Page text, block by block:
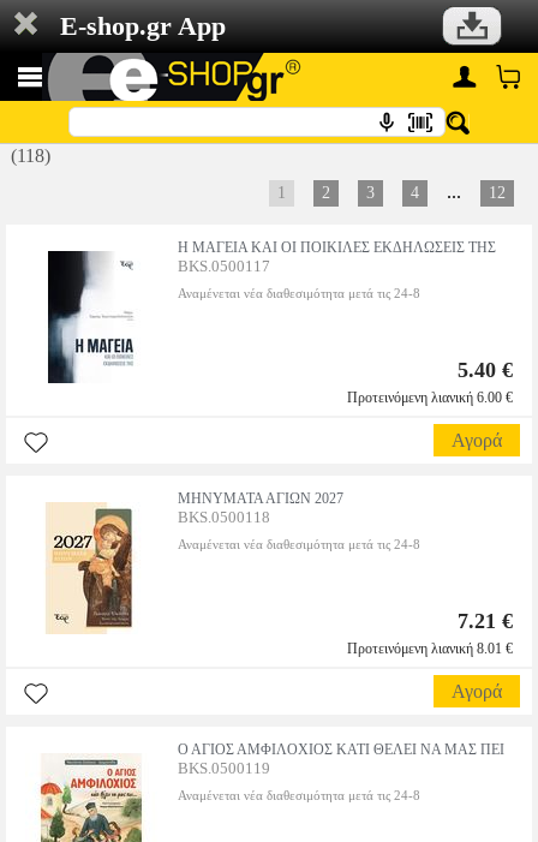
E-shop.gr App
(118)
1 2 3 4 ... 12
Η ΜΑΓΕΙΑ ΚΑΙ ΟΙ ΠΟΙΚΙΛΕΣ ΕΚΔΗΛΩΣΕΙΣ ΤΗΣ
BKS.0500117
Αναμένεται νέα διαθεσιμότητα μετά τις 24-8
5.40 €
Προτεινόμενη λιανική 6.00 €
Αγορά
ΜΗΝΥΜΑΤΑ ΑΓΙΩΝ 2027
BKS.0500118
Αναμένεται νέα διαθεσιμότητα μετά τις 24-8
7.21 €
Προτεινόμενη λιανική 8.01 €
Αγορά
Ο ΑΓΙΟΣ ΑΜΦΙΛΟΧΙΟΣ ΚΑΤΙ ΘΕΛΕΙ ΝΑ ΜΑΣ ΠΕΙ
BKS.0500119
Αναμένεται νέα διαθεσιμότητα μετά τις 24-8